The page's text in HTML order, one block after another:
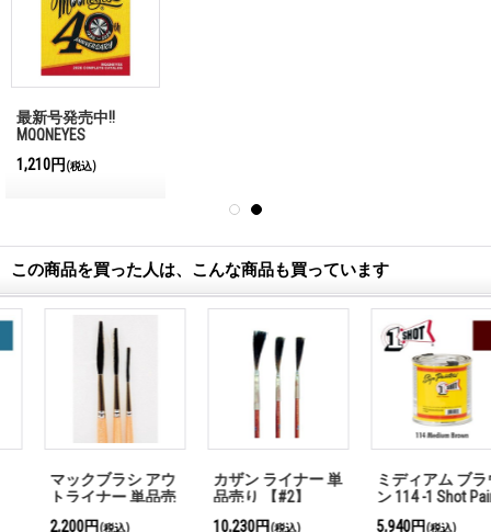
最新号発売中!!
MQQNEYES
Magazine No.28 2026
1,210円 (税込)
この商品を買った人は、こんな商品も買っています
カザン ライナー 単
品売り 【#2】
10,230円(税込)
ミディアム ブラウ
ン 114 -1 Shot Paint
5,940円(税込)
マックブラシ アウ
トライナー 単品売
2,310円(税込)